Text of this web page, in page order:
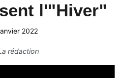
l'"Hiver"
2022
rédaction